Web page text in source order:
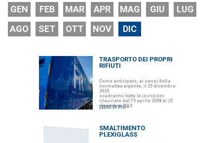
GEN FEB MAR APR MAG GIU
LUG
AGO
SET OTT NOV DIC
TRASPORTO DEI PROPRI
RIFIUTI
Come anticipato, ai sensi della
normativa vigente, il 25 dicembre
2020
scadranno tutte le iscrizioni
rilasciate dal 15 aprile 2008 al 25
dicembre 2010
LEGGI DI PIÙ »
SMALTIMENTO
PLEXIGLASS